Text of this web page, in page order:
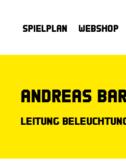
Spielplan Webshop
Andreas
Leitung